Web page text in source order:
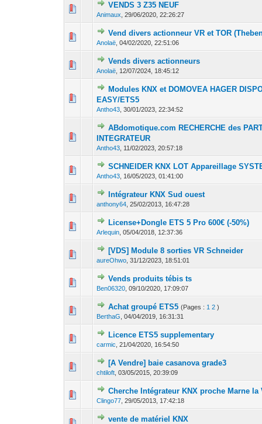
VENDS 3 Z35 NEUF
Animaux ,29/06/2020, 22:26:27
Vend divers actionneur VR et TOR
Anolaë ,04/02/2020, 22:51:06
0 Votes - 0 sur 51
Vends divers actionneurs
Anolaë 12/07/2024, 18:45:12
Modules KNX et DOMOVEA HAGER
EASY/ETS5
Antho43 ,30/01/2023, 22:34:52
ABdomotique.com RECHERCHE des
INTEGRATEUR
Antho43 11/02/2023, 20:57:18
SCHNEIDER KNX LOT Appareillage
Antho43 16/05/2023, 01:41:00
0 Votes - 0 sur 51
Intégrateur KNX Sud ouest
anthony64 ,25/02/2013, 16:47:28
0 Votes - 0 sur 5
License+Dongle ETS 5 Pro 600€ (-50%)
Arlequin ,05/04/2018, 12:37:36
0 Votes - 0 sur 5
[VDS] Module 8 sorties VR Schneider
aureOhwo ,31/12/2023, 18:51:01
0 Votes - 0 sur 5
Vends produits tébis ts
Ben06320 ,09/10/2020, 17:09:07
Achat groupé ETS5 (Pages : 1 2 )
BerthaG ,04/04/2019, 16:31:31
0 Votes - 0 sur 5
Licence ETS5 supplementary
carmic ,21/04/2020, 16:54:50
0 Votes - 0 sur 5
[A Vendre] baie casanova grade3
chtiloft ,03/05/2015, 20:39:09
0 Votes - 0 sur 5
Cherche Intégrateur KNX proche Marne la
Clingo77 ,29/05/2013, 17:42:18
0 Votes - 0 sur 51
vente de matériel KNX